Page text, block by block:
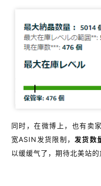
同时，在微博上，也有卖
宽ASIN发货限制， 发货数
以缓缓气了，期待北美站的